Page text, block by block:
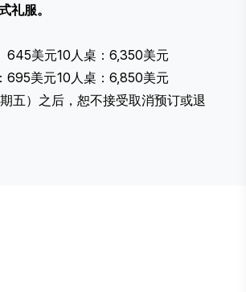
礼服。
645美元10人桌：6,350美元
695美元10人桌：6,850美元
五）之后，恕不接受取消预订或退